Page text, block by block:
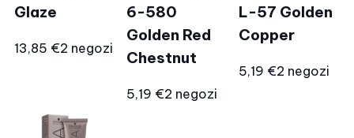
Glaze
13,85 €2 negozi
6-580
Golden Red
Chestnut
5,19 €2 negozi
L-57 Golden
Copper
5,19 €2 negozi